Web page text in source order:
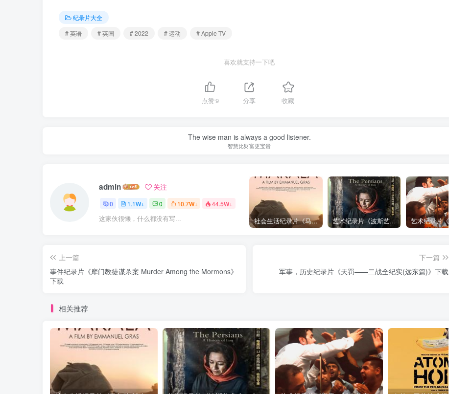
纪录片大全
# 英语
# 英国 # 2022 # 运动 # Apple TV
喜欢就支持一下吧
点赞9 分享 收藏
The wise man is always a good listener.
智慧比财富更宝贵
admin 关注
0 1.1W+ 0 10.7W+ 44.5W+
这家伙很懒，什么都没有写... 社会生活纪录片《马加拉 Makala》下载 艺术纪录片《波斯艺术 Art of Persia》下载
上一篇
事件纪录片《摩门教徒谋杀案 Murder Among the Mormons》
下载
下一篇
军事，历史纪录片《天罚——二战全纪实(远东篇)》下载
相关推荐